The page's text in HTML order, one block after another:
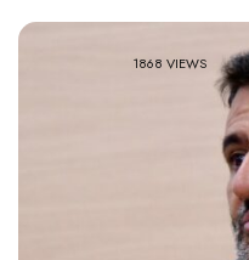
1868 VIEWS